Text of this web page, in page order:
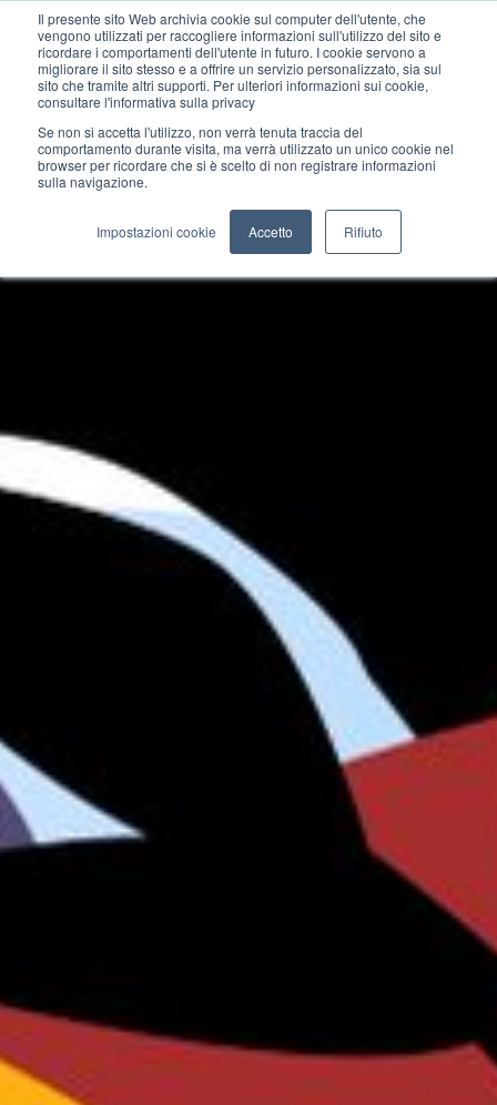
Il presente sito Web archivia cookie sul computer dell'utente, che
vengono utilizzati per raccogliere informazioni sull'utilizzo del sito e
ricordare i comportamenti dell'utente in futuro. I cookie servono a
migliorare il sito stesso e a offrire un servizio personalizzato, sia sul
sito che tramite altri supporti. Per ulteriori informazioni sui cookie,
consultare l'informativa sulla privacy
Se non si accetta l'utilizzo, non verrà tenuta traccia del
comportamento durante visita, ma verrà utilizzato un unico cookie nel
browser per ricordare che si è scelto di non registrare informazioni
sulla navigazione.
Impostazioni cookie Accetto Rifiuto